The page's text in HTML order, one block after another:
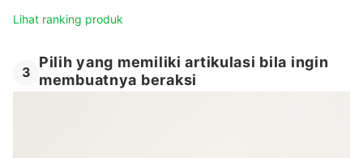
Lihat ranking produk
3
Pilih yang memiliki artikulasi bila ingin
membuatnya beraksi